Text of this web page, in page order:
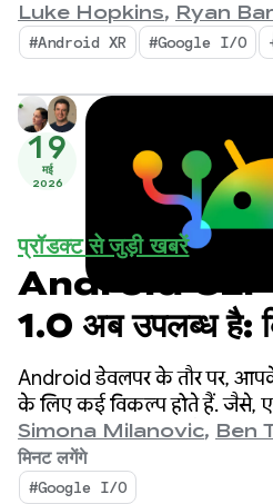
उपलब्ध हो गई है. हम आपकी
क्षमताओं को चालू करने के लिए,
Android XR Engine Hub और
Framework.
Luke Hopkins, Ryan
#Android XR #Google I/O
19
मई
2026
प्रॉडक्ट से जुड़ी खबरें
Android CLI
1.0 अब उपलब्ध है:
इस्तेमाल करके,
तेज़ी से डेवलपमेंट करें
Android डेवलपर के तौर पर,
के लिए कई विकल्प होते हैं. जैसे,
इंटरफ़ेस (सीएलआई), और
Simona Milanovic, Ben
मिनट लगेंगे
#Google I/O